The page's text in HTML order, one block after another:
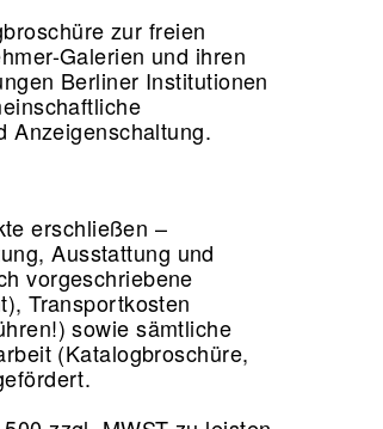
zur freien
Galerien und ihren
Berliner Institutionen
Anzeigenschaltung.
erschließen –
Ausstattung und
vorgeschriebene
Transportkosten
sowie sämtliche
(Katalogbroschüre,